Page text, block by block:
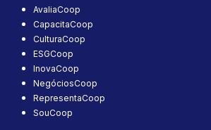
AvaliaCoop
CapacitaCoop
CulturaCoop
ESGCoop
InovaCoop
NegóciosCoop
RepresentaCoop
SouCoop